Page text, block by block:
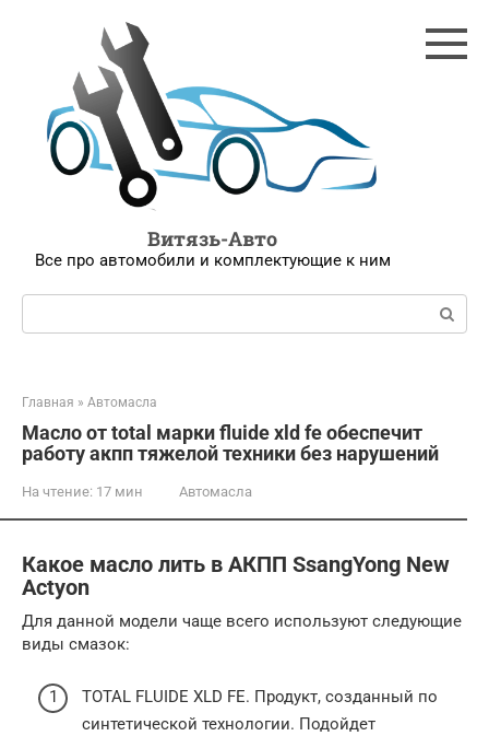
Витязь-Авто
Все про автомобили и комплектующие к ним
Поиск:
Главная » Автомасла
Масло от total марки fluide xld fe обеспечит
работу акпп тяжелой техники без нарушений
На чтение: 17 мин Автомасла
Какое масло лить в АКПП SsangYong New
Actyon
Для данной модели чаще всего используют следующие
виды смазок:
TOTAL FLUIDE XLD FE. Продукт, созданный по
синтетической технологии. Подойдет